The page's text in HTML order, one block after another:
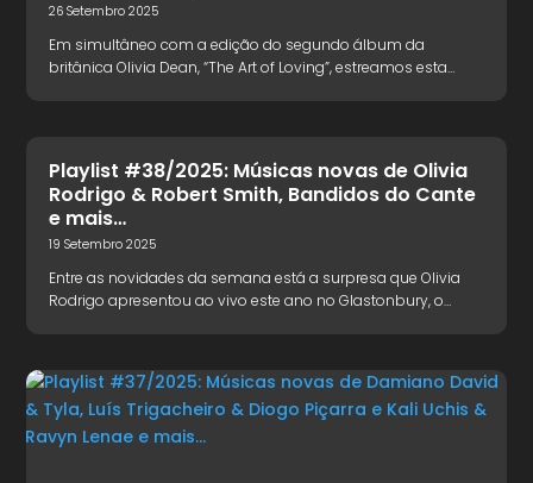
26 Setembro 2025
Em simultâneo com a edição do segundo álbum da
britânica Olivia Dean, “The Art of Loving”, estreamos esta…
Playlist #38/2025: Músicas novas de Olivia
Rodrigo & Robert Smith, Bandidos do Cante
e mais…
19 Setembro 2025
Entre as novidades da semana está a surpresa que Olivia
Rodrigo apresentou ao vivo este ano no Glastonbury, o…